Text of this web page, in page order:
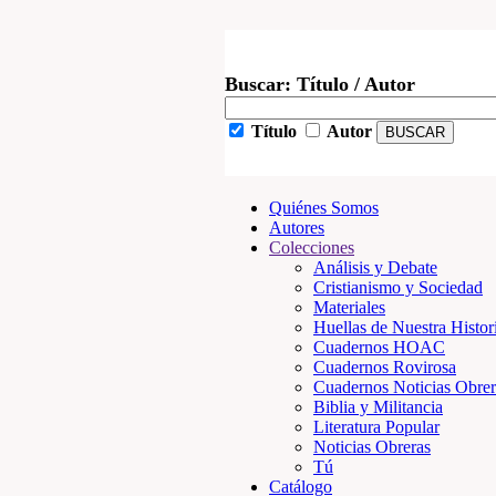
Buscar: Título / Autor
Título Autor
Quiénes Somos
Autores
Colecciones
Análisis y Debate
Cristianismo y Sociedad
Materiales
Huellas de Nuestra
Cuadernos HOAC
Cuadernos Rovirosa
Cuadernos Noticias
Biblia y Militancia
Literatura Popular
Noticias Obreras
Tú
Catálogo